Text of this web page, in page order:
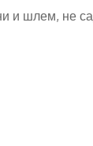
и шлем, не